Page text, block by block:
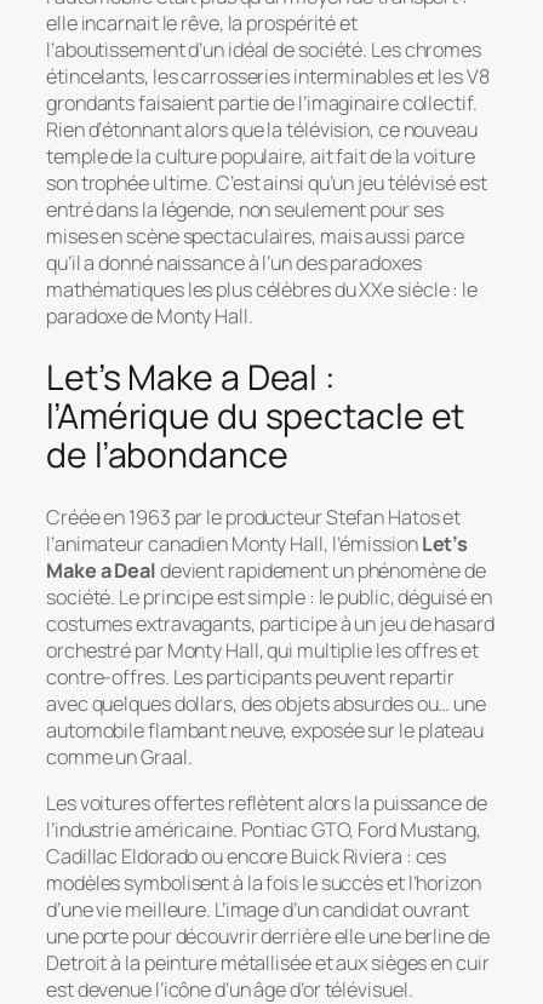
elle incarnait le rêve, la prospérité et
l’aboutissement d’un idéal de société. Les chromes
étincelants, les carrosseries interminables et les V8
grondants faisaient partie de l’imaginaire collectif.
Rien d’étonnant alors que la télévision, ce nouveau
temple de la culture populaire, ait fait de la voiture
son trophée ultime. C’est ainsi qu’un jeu télévisé est
entré dans la légende, non seulement pour ses
mises en scène spectaculaires, mais aussi parce
qu’il a donné naissance à l’un des paradoxes
mathématiques les plus célèbres du XXe siècle : le
paradoxe de Monty Hall.
Let’s Make a Deal :
l’Amérique du spectacle et
de l’abondance
Créée en 1963 par le producteur Stefan Hatos et
l’animateur canadien Monty Hall, l’émissionLet’s
Make a Dealdevient rapidement un phénomène de
société. Le principe est simple : le public, déguisé en
costumes extravagants, participe à un jeu de hasard
orchestré par Monty Hall, qui multiplie les offres et
contre-offres. Les participants peuvent repartir
avec quelques dollars, des objets absurdes ou… une
automobile flambant neuve, exposée sur le plateau
comme un Graal.
Les voitures offertes reflètent alors la puissance de
l’industrie américaine. Pontiac GTO, Ford Mustang,
Cadillac Eldorado ou encore Buick Riviera : ces
modèles symbolisent à la fois le succès et l’horizon
d’une vie meilleure. L’image d’un candidat ouvrant
une porte pour découvrir derrière elle une berline de
Detroit à la peinture métallisée et aux sièges en cuir
est devenue l’icône d’un âge d’or télévisuel.